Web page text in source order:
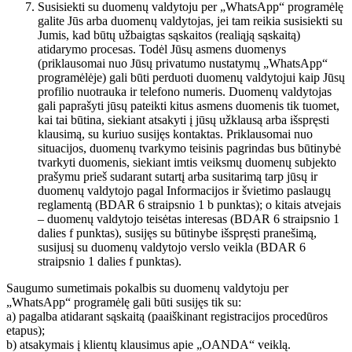
Susisiekti su duomenų valdytoju per „WhatsApp“ programėlę
galite Jūs arba duomenų valdytojas, jei tam reikia susisiekti su
Jumis, kad būtų užbaigtas sąskaitos (realiąją sąskaitą)
atidarymo procesas. Todėl Jūsų asmens duomenys
(priklausomai nuo Jūsų privatumo nustatymų „WhatsApp“
programėlėje) gali būti perduoti duomenų valdytojui kaip Jūsų
profilio nuotrauka ir telefono numeris. Duomenų valdytojas
gali paprašyti jūsų pateikti kitus asmens duomenis tik tuomet,
kai tai būtina, siekiant atsakyti į jūsų užklausą arba išspręsti
klausimą, su kuriuo susijęs kontaktas. Priklausomai nuo
situacijos, duomenų tvarkymo teisinis pagrindas bus būtinybė
tvarkyti duomenis, siekiant imtis veiksmų duomenų subjekto
prašymu prieš sudarant sutartį arba susitarimą tarp jūsų ir
duomenų valdytojo pagal Informacijos ir švietimo paslaugų
reglamentą (BDAR 6 straipsnio 1 b punktas); o kitais atvejais
– duomenų valdytojo teisėtas interesas (BDAR 6 straipsnio 1
dalies f punktas), susijęs su būtinybe išspręsti pranešimą,
susijusį su duomenų valdytojo verslo veikla (BDAR 6
straipsnio 1 dalies f punktas).
Saugumo sumetimais pokalbis su duomenų valdytoju per
„WhatsApp“ programėlę gali būti susijęs tik su:
a) pagalba atidarant sąskaitą (paaiškinant registracijos procedūros
etapus);
b) atsakymais į klientų klausimus apie „OANDA“ veiklą.